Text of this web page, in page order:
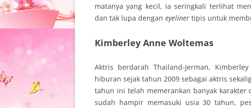
matanya yang kecil, ia seringkali terlihat
dan tak lupa dengan eyeliner tipis untuk
Kimberley Anne Woltemas
Aktris berdarah Thailand-Jerman,
hiburan sejak tahun 2009 sebagai aktris
tahun ini telah memerankan banyak karakter
sudah hampir memasuki usia 30 tahun,